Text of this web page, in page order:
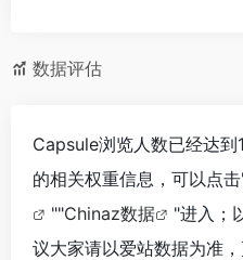
数据评估
Capsule浏览人数已经达
的相关权重信息，可以点
""Chinaz数据
"进入；
议大家请以爱站数据为准